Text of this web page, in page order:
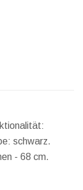
schwarz.
- 68 cm.